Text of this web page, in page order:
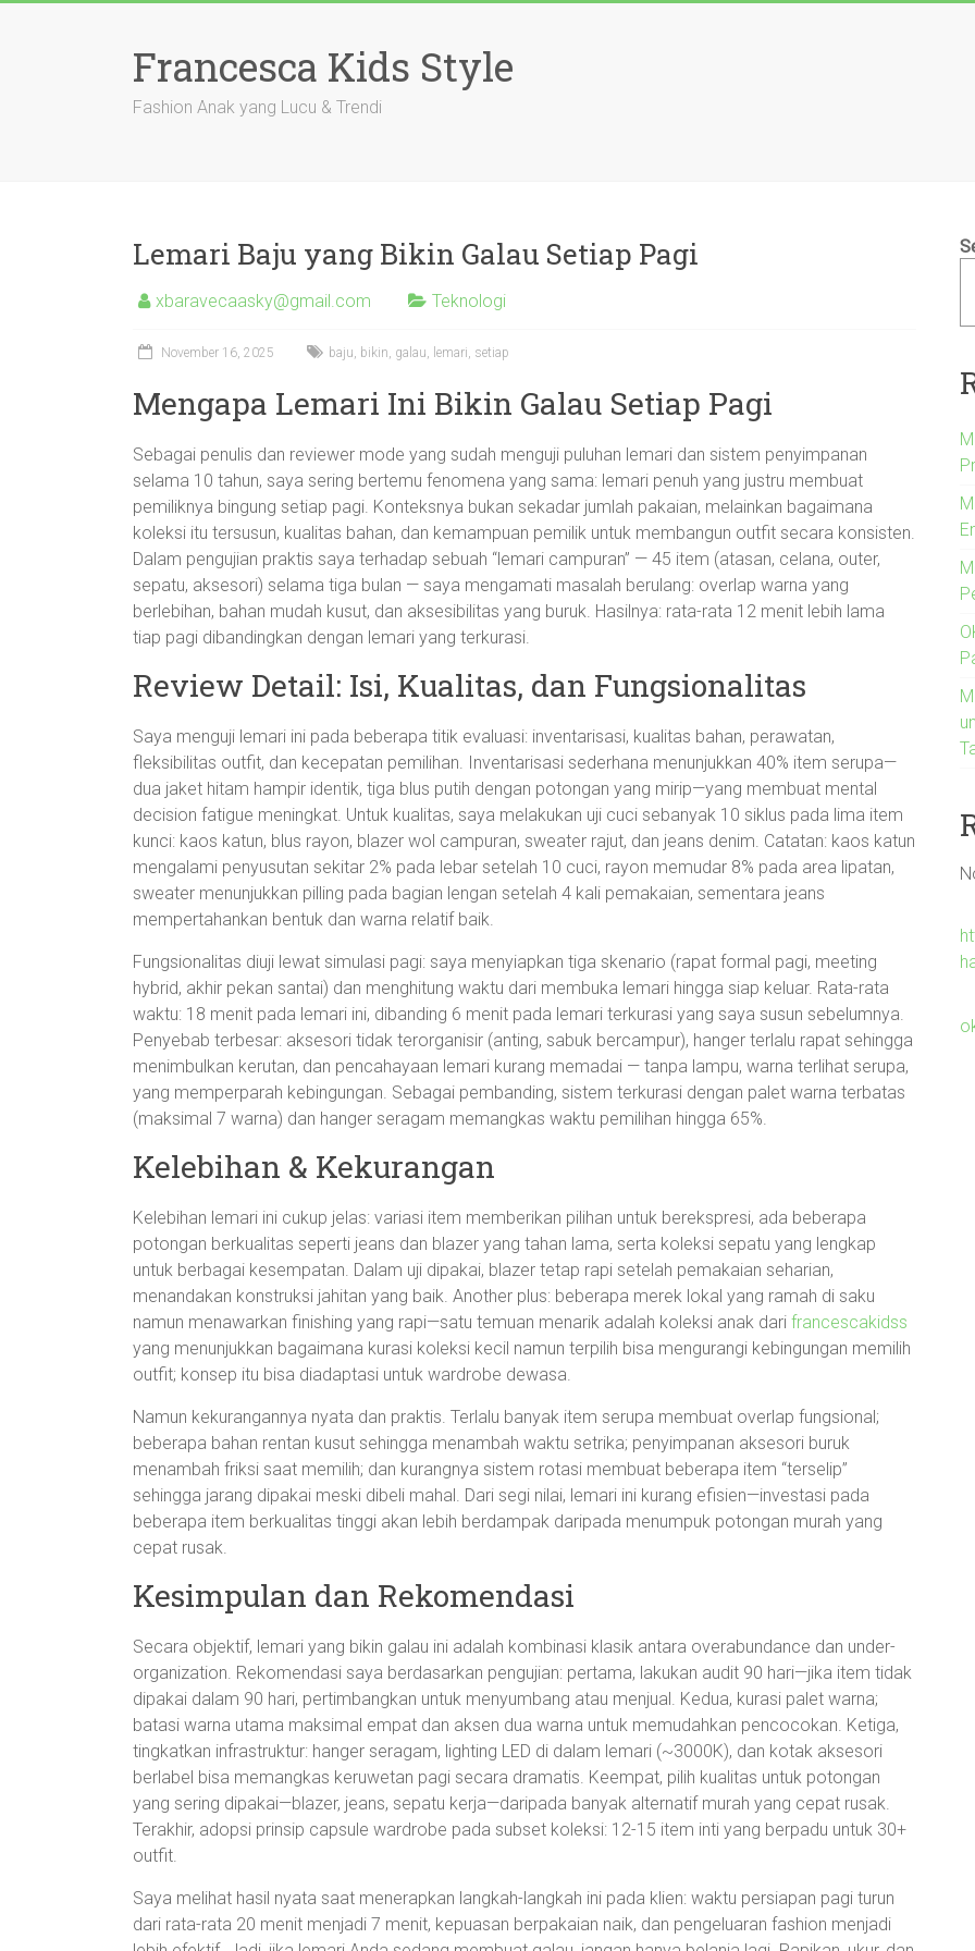
Francesca Kids Style
Fashion Anak yang Lucu & Trendi
Lemari Baju yang Bikin Galau Setiap Pagi
xbaravecaasky@gmail.com Teknologi
November 16, 2025 baju, bikin, galau, lemari, setiap
Mengapa Lemari Ini Bikin Galau Setiap Pagi
Sebagai penulis dan reviewer mode yang sudah menguji puluhan lemari dan sistem penyimpanan
selama 10 tahun, saya sering bertemu fenomena yang sama: lemari penuh yang justru membuat
pemiliknya bingung setiap pagi. Konteksnya bukan sekadar jumlah pakaian, melainkan bagaimana
koleksi itu tersusun, kualitas bahan, dan kemampuan pemilik untuk membangun outfit secara konsisten.
Dalam pengujian praktis saya terhadap sebuah “lemari campuran” — 45 item (atasan, celana, outer,
sepatu, aksesori) selama tiga bulan — saya mengamati masalah berulang: overlap warna yang
berlebihan, bahan mudah kusut, dan aksesibilitas yang buruk. Hasilnya: rata-rata 12 menit lebih lama
tiap pagi dibandingkan dengan lemari yang terkurasi.
Review Detail: Isi, Kualitas, dan Fungsionalitas
Saya menguji lemari ini pada beberapa titik evaluasi: inventarisasi, kualitas bahan, perawatan,
fleksibilitas outfit, dan kecepatan pemilihan. Inventarisasi sederhana menunjukkan 40% item serupa—
dua jaket hitam hampir identik, tiga blus putih dengan potongan yang mirip—yang membuat mental
decision fatigue meningkat. Untuk kualitas, saya melakukan uji cuci sebanyak 10 siklus pada lima item
kunci: kaos katun, blus rayon, blazer wol campuran, sweater rajut, dan jeans denim. Catatan: kaos katun
mengalami penyusutan sekitar 2% pada lebar setelah 10 cuci, rayon memudar 8% pada area lipatan,
sweater menunjukkan pilling pada bagian lengan setelah 4 kali pemakaian, sementara jeans
mempertahankan bentuk dan warna relatif baik.
Fungsionalitas diuji lewat simulasi pagi: saya menyiapkan tiga skenario (rapat formal pagi, meeting
hybrid, akhir pekan santai) dan menghitung waktu dari membuka lemari hingga siap keluar. Rata-rata
waktu: 18 menit pada lemari ini, dibanding 6 menit pada lemari terkurasi yang saya susun sebelumnya.
Penyebab terbesar: aksesori tidak terorganisir (anting, sabuk bercampur), hanger terlalu rapat sehingga
menimbulkan kerutan, dan pencahayaan lemari kurang memadai — tanpa lampu, warna terlihat serupa,
yang memperparah kebingungan. Sebagai pembanding, sistem terkurasi dengan palet warna terbatas
(maksimal 7 warna) dan hanger seragam memangkas waktu pemilihan hingga 65%.
Kelebihan & Kekurangan
Kelebihan lemari ini cukup jelas: variasi item memberikan pilihan untuk berekspresi, ada beberapa
potongan berkualitas seperti jeans dan blazer yang tahan lama, serta koleksi sepatu yang lengkap
untuk berbagai kesempatan. Dalam uji dipakai, blazer tetap rapi setelah pemakaian seharian,
menandakan konstruksi jahitan yang baik. Another plus: beberapa merek lokal yang ramah di saku
namun menawarkan finishing yang rapi—satu temuan menarik adalah koleksi anak dari francescakidss
yang menunjukkan bagaimana kurasi koleksi kecil namun terpilih bisa mengurangi kebingungan memilih
outfit; konsep itu bisa diadaptasi untuk wardrobe dewasa.
Namun kekurangannya nyata dan praktis. Terlalu banyak item serupa membuat overlap fungsional;
beberapa bahan rentan kusut sehingga menambah waktu setrika; penyimpanan aksesori buruk
menambah friksi saat memilih; dan kurangnya sistem rotasi membuat beberapa item “terselip”
sehingga jarang dipakai meski dibeli mahal. Dari segi nilai, lemari ini kurang efisien—investasi pada
beberapa item berkualitas tinggi akan lebih berdampak daripada menumpuk potongan murah yang
cepat rusak.
Kesimpulan dan Rekomendasi
Secara objektif, lemari yang bikin galau ini adalah kombinasi klasik antara overabundance dan under-
organization. Rekomendasi saya berdasarkan pengujian: pertama, lakukan audit 90 hari—jika item tidak
dipakai dalam 90 hari, pertimbangkan untuk menyumbang atau menjual. Kedua, kurasi palet warna;
batasi warna utama maksimal empat dan aksen dua warna untuk memudahkan pencocokan. Ketiga,
tingkatkan infrastruktur: hanger seragam, lighting LED di dalam lemari (~3000K), dan kotak aksesori
berlabel bisa memangkas keruwetan pagi secara dramatis. Keempat, pilih kualitas untuk potongan
yang sering dipakai—blazer, jeans, sepatu kerja—daripada banyak alternatif murah yang cepat rusak.
Terakhir, adopsi prinsip capsule wardrobe pada subset koleksi: 12-15 item inti yang berpadu untuk 30+
outfit.
Saya melihat hasil nyata saat menerapkan langkah-langkah ini pada klien: waktu persiapan pagi turun
dari rata-rata 20 menit menjadi 7 menit, kepuasan berpakaian naik, dan pengeluaran fashion menjadi